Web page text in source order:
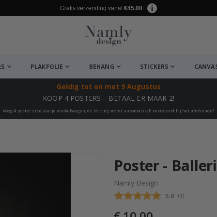
Gratis verzending vanaf€45.00.
PLAKFOLIE BEHANG STICKERS
Geldig tot en met 9 Augustus
KOOP 4 POSTERS – BETAAL ER MAAR 2!
Voeg 4 posters toe aan je winkelwagen, de korting wordt automatisch verrekend bij het afrekenen!
✔ Poster -
Namly Design
Gemiddelde
5.0 (aantal stemmen:
1 )